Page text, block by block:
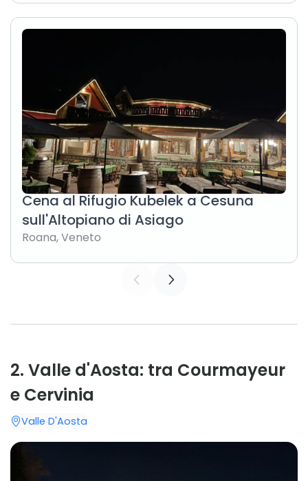
Cena al Rifugio Kubelek a Cesuna
sull'Altopiano di Asiago
Roana,Veneto
2. Valle d'Aosta: tra Courmayeur
e Cervinia
Valle D'Aosta